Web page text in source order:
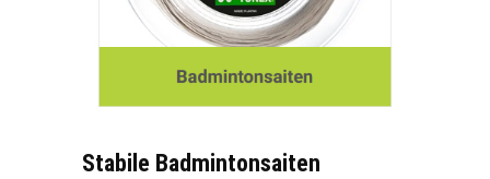
Stabile Badmintonsaiten